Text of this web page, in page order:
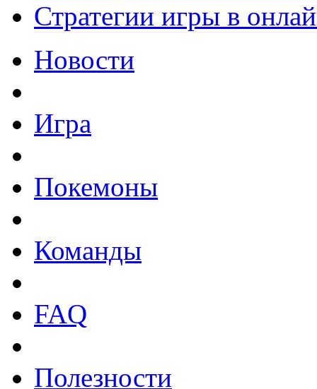
Стратегии игры в
Новости
Игра
Покемоны
Команды
FAQ
Полезности